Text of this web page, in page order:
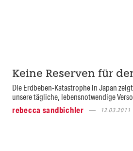
Keine Reserven für
Die Erdbeben-Katastrophe in Japan
unsere tägliche, lebensnotwendige
rebecca sandbichler
12.03.2011